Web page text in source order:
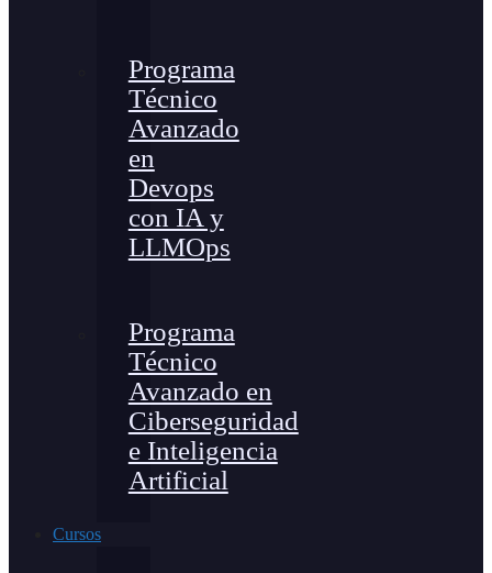
Programa
Técnico
Avanzado
en
Devops
con IA y
LLMOps
Programa
Técnico
Avanzado en
Ciberseguridad
e Inteligencia
Artificial
Cursos